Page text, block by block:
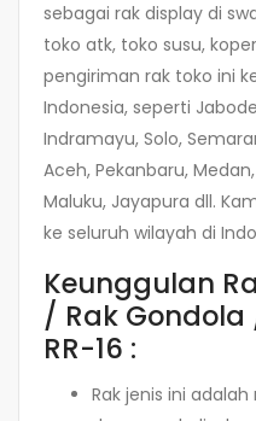
sebagai rak display di
toko atk, toko susu,
pengiriman rak toko ini
Indonesia, seperti
Indramayu, Solo,
Aceh, Pekanbaru,
Maluku, Jayapura dll.
ke seluruh wilayah di
Keunggulan
/ Rak Gondola
RR-16 :
Rak jenis ini